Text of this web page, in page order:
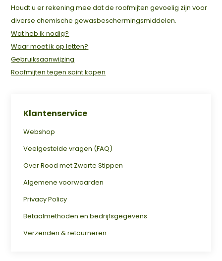
Klantenservice
Webshop
Veelgestelde vragen (FAQ)
Over Rood met Zwarte Stippen
Algemene voorwaarden
Privacy Policy
Betaalmethoden en bedrijfsgegevens
Verzenden & retourneren
Houdt u er rekening mee dat de roofmijten gevoelig zijn voor
diverse chemische gewasbeschermingsmiddelen.
Wat heb ik nodig?
Waar moet ik op letten?
Gebruiksaanwijzing
Roofmijten tegen spint kopen